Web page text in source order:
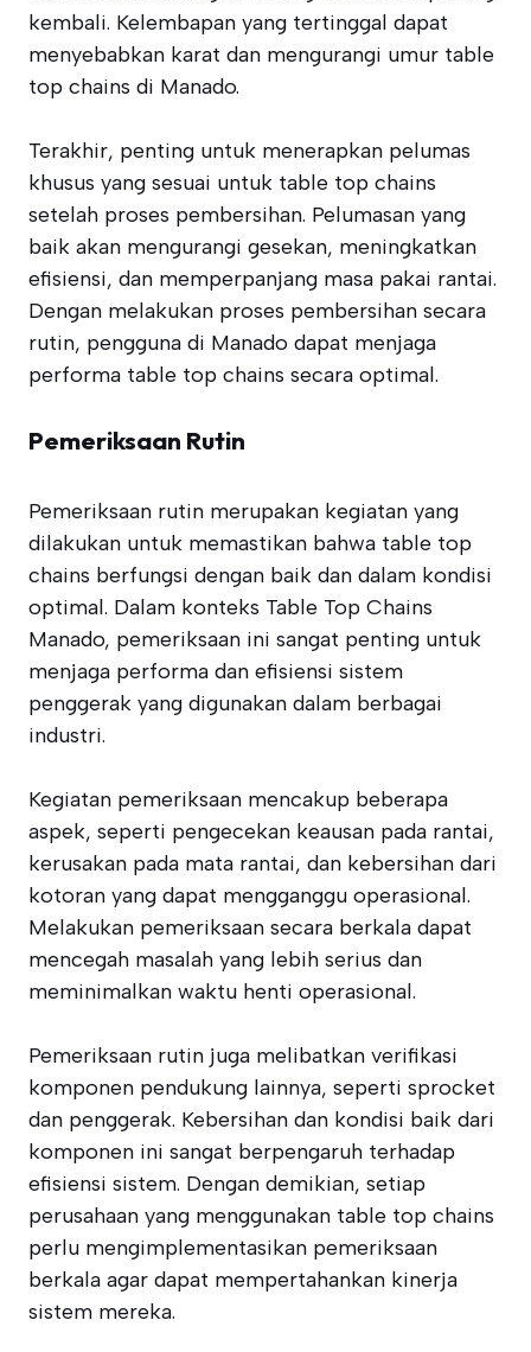
kembali. Kelembapan yang tertinggal dapat
menyebabkan karat dan mengurangi umur table
top chains di Manado.
Terakhir, penting untuk menerapkan pelumas
khusus yang sesuai untuk table top chains
setelah proses pembersihan. Pelumasan yang
baik akan mengurangi gesekan, meningkatkan
efisiensi, dan memperpanjang masa pakai rantai.
Dengan melakukan proses pembersihan secara
rutin, pengguna di Manado dapat menjaga
performa table top chains secara optimal.
Pemeriksaan Rutin
Pemeriksaan rutin merupakan kegiatan yang
dilakukan untuk memastikan bahwa table top
chains berfungsi dengan baik dan dalam kondisi
optimal. Dalam konteks Table Top Chains
Manado, pemeriksaan ini sangat penting untuk
menjaga performa dan efisiensi sistem
penggerak yang digunakan dalam berbagai
industri.
Kegiatan pemeriksaan mencakup beberapa
aspek, seperti pengecekan keausan pada rantai,
kerusakan pada mata rantai, dan kebersihan dari
kotoran yang dapat mengganggu operasional.
Melakukan pemeriksaan secara berkala dapat
mencegah masalah yang lebih serius dan
meminimalkan waktu henti operasional.
Pemeriksaan rutin juga melibatkan verifikasi
komponen pendukung lainnya, seperti sprocket
dan penggerak. Kebersihan dan kondisi baik dari
komponen ini sangat berpengaruh terhadap
efisiensi sistem. Dengan demikian, setiap
perusahaan yang menggunakan table top chains
perlu mengimplementasikan pemeriksaan
berkala agar dapat mempertahankan kinerja
sistem mereka.